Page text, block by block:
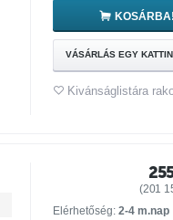
KOSÁRBA!
VÁSÁRLÁS EGY
Kivánságlistára
(201
Elérhetőség: 2-4 m.nap